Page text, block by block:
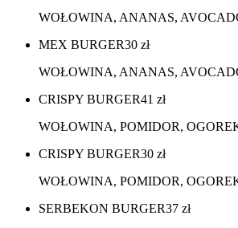
WOŁOWINA, ANANAS,
MEX BURGER30 zł
WOŁOWINA, ANANAS,
CRISPY BURGER41 zł
WOŁOWINA, POMIDOR,
CRISPY BURGER30 zł
WOŁOWINA, POMIDOR,
SERBEKON BURGER37 zł